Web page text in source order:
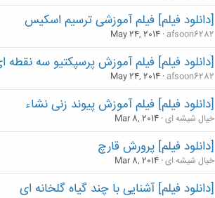
[دانلود فیلم] فیلم آموزشی ترسیم اسکیس
afsoon6282
May 24, 2014
[دانلود فیلم] فیلم آموزش پرسپکتیو سه نقطه
afsoon6282
May 24, 2014
[دانلود فیلم] فیلم آموزش پیوند زنی نشاء
خیال شیشه ای Mar 8, 2014
[دانلود فیلم] پرورش قارچ
خیال شیشه ای Mar 8, 2014
[دانلود فیلم] آشنایی با چند گیاه گلخانه ای